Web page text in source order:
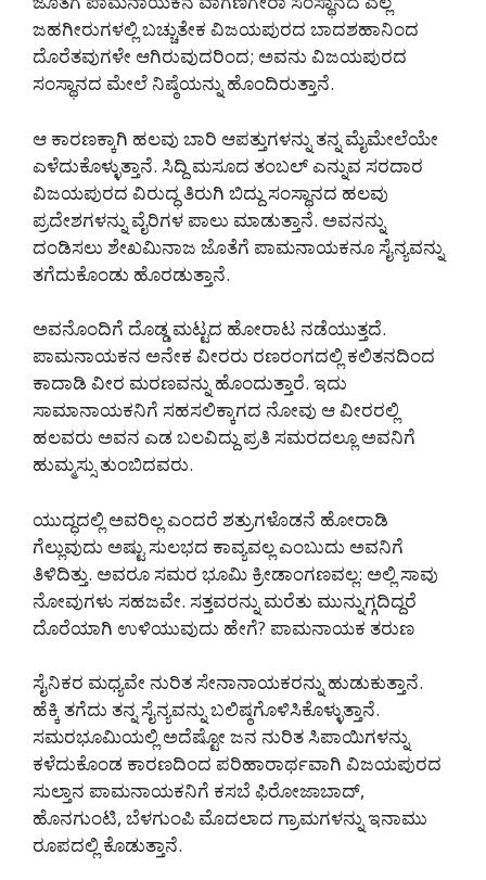
ಜಹಗೀರುಗಳಲ್ಲಿ ಬಚ್ಚುತೇಕ ವಿಜಯಪುರದ ಬಾದಶಹಾನಿಂದ
ದೊರೆತವುಗಳೇ ಆಗಿರುವುದರಿಂದ; ಅವನು ವಿಜಯಪುರದ
ಸಂಸ್ಥಾನದ ಮೇಲೆ ನಿಷ್ಠೆಯನ್ನು ಹೊಂದಿರುತ್ತಾನೆ.
ಆ ಕಾರಣಕ್ಕಾಗಿ ಹಲವು ಬಾರಿ ಆಪತ್ತುಗಳನ್ನು ತನ್ನ ಮೈಮೇಲೆಯೇ
ಎಳೆದುಕೊಳ್ಳುತ್ತಾನೆ. ಸಿದ್ದಿ ಮಸೂದ ತಂಬಲ್ ಎನ್ನುವ ಸರದಾರ
ವಿಜಯಪುರದ ವಿರುದ್ಧ ತಿರುಗಿ ಬಿದ್ದು ಸಂಸ್ಥಾನದ ಹಲವು
ಪ್ರದೇಶಗಳನ್ನು ವೈರಿಗಳ ಪಾಲು ಮಾಡುತ್ತಾನೆ. ಅವನನ್ನು
ದಂಡಿಸಲು ಶೇಖಮಿನಾಜ ಜೊತೆಗೆ ಪಾಮನಾಯಕನೂ ಸೈನ್ಯವನ್ನು
ತಗೆದುಕೊಂಡು ಹೊರಡುತ್ತಾನೆ.
ಅವನೊಂದಿಗೆ ದೊಡ್ಡ ಮಟ್ಟದ ಹೋರಾಟ ನಡೆಯುತ್ತದೆ.
ಪಾಮನಾಯಕನ ಅನೇಕ ವೀರರು ರಣರಂಗದಲ್ಲಿ ಕಲಿತನದಿಂದ
ಕಾದಾಡಿ ವೀರ ಮರಣವನ್ನು ಹೊಂದುತ್ತಾರೆ. ಇದು
ಸಾಮಾನಾಯಕನಿಗೆ ಸಹಸಲಿಕ್ಕಾಗದ ನೋವು ಆ ವೀರರಲ್ಲಿ
ಹಲವರು ಅವನ ಎಡ ಬಲವಿದ್ದು ಪ್ರತಿ ಸಮರದಲ್ಲೂ ಅವನಿಗೆ
ಹುಮ್ಮಸ್ಸು ತುಂಬಿದವರು.
ಯುದ್ಧದಲ್ಲಿ ಅವರಿಲ್ಲ ಎಂದರೆ ಶತ್ರುಗಳೊಡನೆ ಹೋರಾಡಿ
ಗೆಲ್ಲುವುದು ಅಷ್ಟು ಸುಲಭದ ಕಾವ್ಯವಲ್ಲ ಎಂಬುದು ಅವನಿಗೆ
ತಿಳಿದಿತ್ತು. ಅವರೂ ಸಮರ ಭೂಮಿ ಕ್ರೀಡಾಂಗಣವಲ್ಲ: ಅಲ್ಲಿ ಸಾವು
ನೋವುಗಳು ಸಹಜವೇ. ಸತ್ತವರನ್ನು ಮರೆತು ಮುನ್ನುಗ್ಗದಿದ್ದರೆ
ದೊರೆಯಾಗಿ ಉಳಿಯುವುದು ಹೇಗೆ? ಪಾಮನಾಯಕ ತರುಣ
ಸೈನಿಕರ ಮಧ್ಯವೇ ನುರಿತ ಸೇನಾನಾಯಕರನ್ನು ಹುಡುಕುತ್ತಾನೆ.
ಹೆಕ್ಕಿ ತಗೆದು ತನ್ನ ಸೈನ್ಯವನ್ನು ಬಲಿಷ್ಠಗೊಳಿಸಿಕೊಳ್ಳುತ್ತಾನೆ.
ಸಮರಭೂಮಿಯಲ್ಲಿ ಅದೆಷ್ಟೋ ಜನ ನುರಿತ ಸಿಪಾಯಿಗಳನ್ನು
ಕಳೆದುಕೊಂಡ ಕಾರಣದಿಂದ ಪರಿಹಾರಾರ್ಥವಾಗಿ ವಿಜಯಪುರದ
ಸುಲ್ತಾನ ಪಾಮನಾಯಕನಿಗೆ ಕಸಬೆ ಫಿರೋಜಾಬಾದ್,
ಹೊನಗುಂಟಿ, ಬೆಳಗುಂಪಿ ಮೊದಲಾದ ಗ್ರಾಮಗಳನ್ನು ಇನಾಮು
ರೂಪದಲ್ಲಿ ಕೊಡುತ್ತಾನೆ.